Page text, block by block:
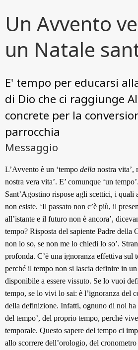
Un Avvento
un Natale
E' tempo per educarsi
di Dio che ci raggiunge
concrete per la
parrocchia
Messaggio
L’Avvento è un ‘tempo della nostra vita’,
nostra vera vita’. E’ comunque ‘un
Sant’Agostino rispose agli scettici, i quali
non esiste. ‘Il passato non c’è più, il
all’istante e il futuro non è ancora’,
tempo? Risposta del sapiente Padre della
non lo so, se non me lo chiedi lo so’.
profonda. C’è una ignoranza effettiva sul
perché il tempo non si lascia definire in
disponibile a essere vissuto. Se lo vuoi
tempo, se lo vivi lo sai: è l’ignoranza del
della definizione. Infatti, ognuno di noi ha
del tempo’, del proprio tempo, perché
temporale. Questo sapere del tempo ci
allo scorrere dell’orologio, del cronometro